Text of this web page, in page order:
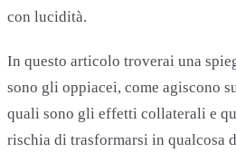
con lucidità.
In questo articolo troverai una
sono gli oppiacei, come agiscono
quali sono gli effetti collaterali e
rischia di trasformarsi in qualcosa